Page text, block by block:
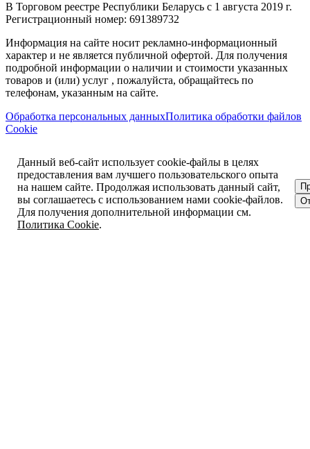
В Торговом реестре Республики Беларусь с 1 августа 2019 г.
Регистрационный номер: 691389732
Информация на сайте носит рекламно-информационный
характер и не является публичной офертой. Для получения
подробной информации о наличии и стоимости указанных
товаров и (или) услуг , пожалуйста, обращайтесь по
телефонам, указанным на сайте.
Обработка персональных данныхПолитика обработки файлов
Cookie
Данный веб-сайт использует cookie-файлы в целях
предоставления вам лучшего пользовательского опыта
на нашем сайте. Продолжая использовать данный сайт,
вы соглашаетесь с использованием нами cookie-файлов.
Для получения дополнительной информации см.
Политика Cookie.